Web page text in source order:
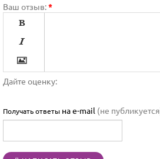
Ваш отзыв:*







Дайте оценку:
Получать ответы на e-mail (не